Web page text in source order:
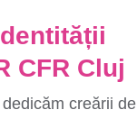
CFR Cluj
creării de